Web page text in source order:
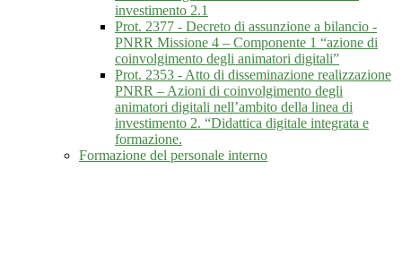
investimento 2.1
Prot. 2377 - Decreto di assunzione a bilancio -
PNRR Missione 4 – Componente 1 “azione di
coinvolgimento degli animatori digitali”
Prot. 2353 - Atto di disseminazione realizzazione
PNRR – Azioni di coinvolgimento degli
animatori digitali nell’ambito della linea di
investimento 2. “Didattica digitale integrata e
formazione.
Formazione del personale interno